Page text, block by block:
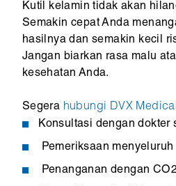
Kutil kelamin tidak akan
Semakin cepat Anda
hasilnya dan semakin kecil
Jangan biarkan rasa malu
kesehatan Anda.
Segera hubungi DVX
Konsultasi dengan dokter
Pemeriksaan
Penanganan dengan